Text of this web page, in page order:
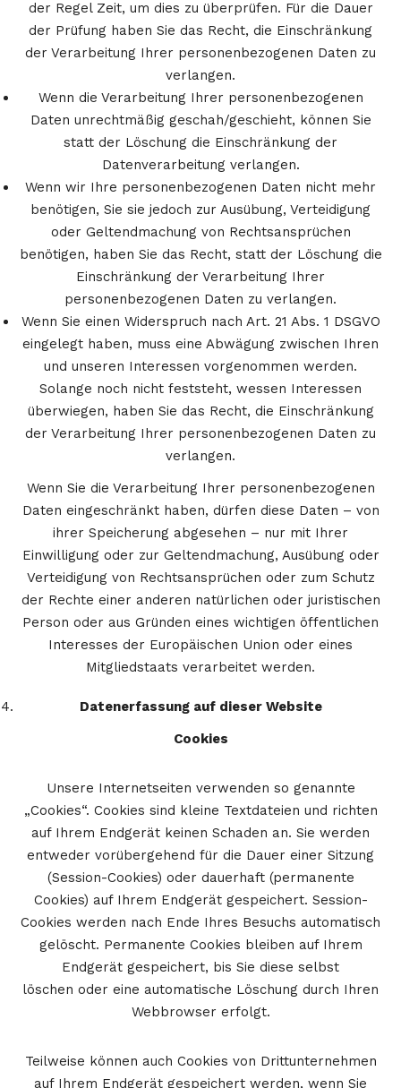
der Regel Zeit, um dies zu überprüfen. Für die Dauer
der Prüfung haben Sie das Recht, die Einschränkung
der Verarbeitung Ihrer personenbezogenen Daten zu
verlangen.
Wenn die Verarbeitung Ihrer personenbezogenen
Daten unrechtmäßig geschah/geschieht, können Sie
statt der Löschung die Einschränkung der
Datenverarbeitung verlangen.
Wenn wir Ihre personenbezogenen Daten nicht mehr
benötigen, Sie sie jedoch zur Ausübung, Verteidigung
oder Geltendmachung von Rechtsansprüchen
benötigen, haben Sie das Recht, statt der Löschung die
Einschränkung der Verarbeitung Ihrer
personenbezogenen Daten zu verlangen.
Wenn Sie einen Widerspruch nach Art. 21 Abs. 1 DSGVO
eingelegt haben, muss eine Abwägung zwischen Ihren
und unseren Interessen vorgenommen werden.
Solange noch nicht feststeht, wessen Interessen
überwiegen, haben Sie das Recht, die Einschränkung
der Verarbeitung Ihrer personenbezogenen Daten zu
verlangen.
Wenn Sie die Verarbeitung Ihrer personenbezogenen
Daten eingeschränkt haben, dürfen diese Daten – von
ihrer Speicherung abgesehen – nur mit Ihrer
Einwilligung oder zur Geltendmachung, Ausübung oder
Verteidigung von Rechtsansprüchen oder zum Schutz
der Rechte einer anderen natürlichen oder juristischen
Person oder aus Gründen eines wichtigen öffentlichen
Interesses der Europäischen Union oder eines
Mitgliedstaats verarbeitet werden.
Datenerfassung auf dieser Website
Cookies
Unsere Internetseiten verwenden so genannte
„Cookies“. Cookies sind kleine Textdateien und richten
auf Ihrem Endgerät keinen Schaden an. Sie werden
entweder vorübergehend für die Dauer einer Sitzung
(Session-Cookies) oder dauerhaft (permanente
Cookies) auf Ihrem Endgerät gespeichert. Session-
Cookies werden nach Ende Ihres Besuchs automatisch
gelöscht. Permanente Cookies bleiben auf Ihrem
Endgerät gespeichert, bis Sie diese selbst
löschen oder eine automatische Löschung durch Ihren
Webbrowser erfolgt.
Teilweise können auch Cookies von Drittunternehmen
auf Ihrem Endgerät gespeichert werden, wenn Sie